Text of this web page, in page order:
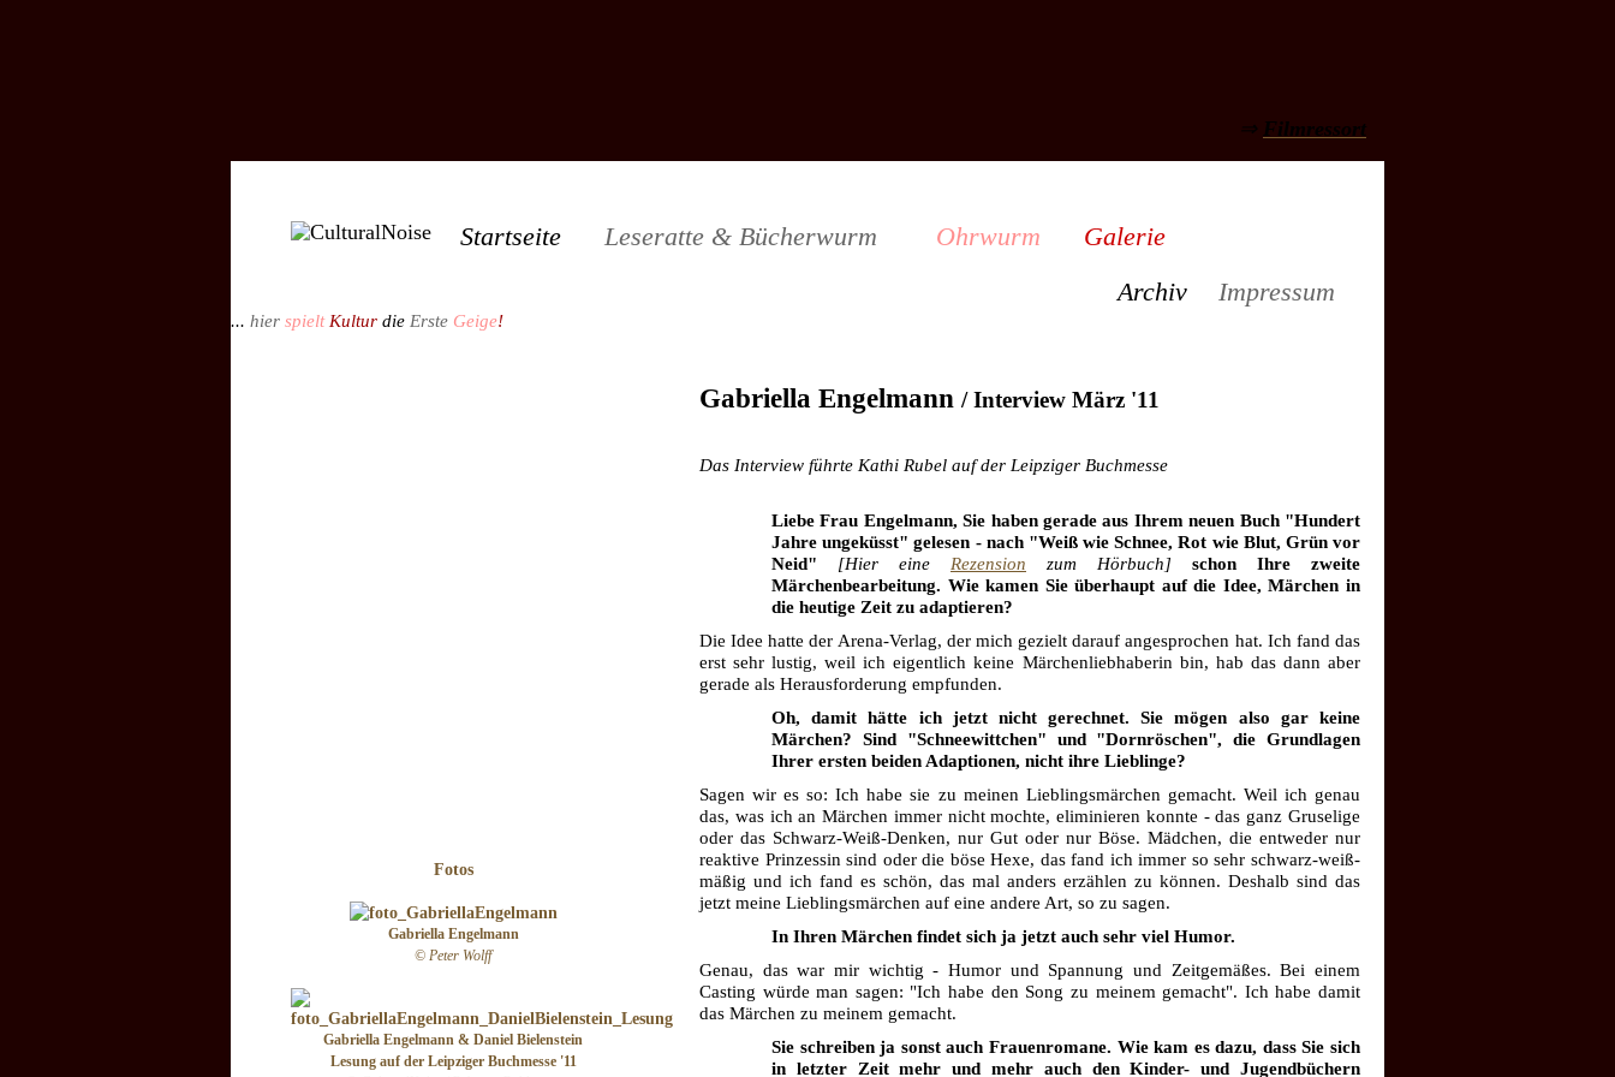
⇒ Filmressort
Startseite Leseratte & Bücherwurm Ohrwurm
Galerie
Archiv
Impressum
... hier spielt Kultur die Erste Geige!
Fotos
Gabriella Engelmann
© Peter Wolff
Gabriella Engelmann & Daniel Bielenstein
Lesung auf der Leipziger Buchmesse '11
Gabriella Engelmann / Interview März '11
Das Interview führte Kathi Rubel auf der Leipziger Buchmesse
Liebe Frau Engelmann, Sie haben gerade aus Ihrem neuen Buch "Hundert
Jahre ungeküsst" gelesen - nach "Weiß wie Schnee, Rot wie Blut, Grün vor
Neid"
[Hier eine Rezension zum Hörbuch] schon Ihre zweite
Märchenbearbeitung. Wie kamen Sie überhaupt auf die Idee, Märchen in
die heutige Zeit zu adaptieren?
Die Idee hatte der Arena-Verlag, der mich gezielt darauf angesprochen hat. Ich fand das
erst sehr lustig, weil ich eigentlich keine Märchenliebhaberin bin, hab das dann aber
gerade als Herausforderung empfunden.
Oh, damit hätte ich jetzt nicht gerechnet. Sie mögen also gar keine
Märchen? Sind "Schneewittchen" und "Dornröschen", die Grundlagen
Ihrer ersten beiden Adaptionen, nicht ihre Lieblinge?
Sagen wir es so: Ich habe sie zu meinen Lieblingsmärchen gemacht. Weil ich genau
das, was ich an Märchen immer nicht mochte, eliminieren konnte - das ganz Gruselige
oder das Schwarz-Weiß-Denken, nur Gut oder nur Böse. Mädchen, die entweder nur
reaktive Prinzessin sind oder die böse Hexe, das fand ich immer so sehr schwarz-weiß-
mäßig und ich fand es schön, das mal anders erzählen zu können. Deshalb sind das
jetzt meine Lieblingsmärchen auf eine andere Art, so zu sagen.
In Ihren Märchen findet sich ja jetzt auch sehr viel Humor.
Genau, das war mir wichtig - Humor und Spannung und Zeitgemäßes. Bei einem
Casting würde man sagen: "Ich habe den Song zu meinem gemacht". Ich habe damit
das Märchen zu meinem gemacht.
Sie schreiben ja sonst auch Frauenromane. Wie kam es dazu, dass Sie sich
in letzter Zeit mehr und mehr auch den Kinder- und Jugendbüchern